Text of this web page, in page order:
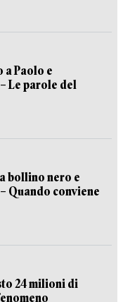
a Paolo e
Le parole del
bollino nero e
Quando conviene
24 milioni di